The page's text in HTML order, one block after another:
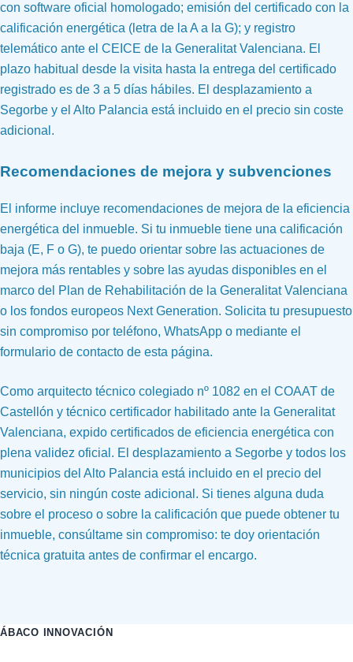
con software oficial homologado; emisión del certificado con la
calificación energética (letra de la A a la G); y registro
telemático ante el CEICE de la Generalitat Valenciana. El
plazo habitual desde la visita hasta la entrega del certificado
registrado es de 3 a 5 días hábiles. El desplazamiento a
Segorbe y el Alto Palancia está incluido en el precio sin coste
adicional.
Recomendaciones de mejora y subvenciones
El informe incluye recomendaciones de mejora de la eficiencia
energética del inmueble. Si tu inmueble tiene una calificación
baja (E, F o G), te puedo orientar sobre las actuaciones de
mejora más rentables y sobre las ayudas disponibles en el
marco del Plan de Rehabilitación de la Generalitat Valenciana
o los fondos europeos Next Generation. Solicita tu presupuesto
sin compromiso por teléfono, WhatsApp o mediante el
formulario de contacto de esta página.
Como arquitecto técnico colegiado nº 1082 en el COAAT de
Castellón y técnico certificador habilitado ante la Generalitat
Valenciana, expido certificados de eficiencia energética con
plena validez oficial. El desplazamiento a Segorbe y todos los
municipios del Alto Palancia está incluido en el precio del
servicio, sin ningún coste adicional. Si tienes alguna duda
sobre el proceso o sobre la calificación que puede obtener tu
inmueble, consúltame sin compromiso: te doy orientación
técnica gratuita antes de confirmar el encargo.
ÁBACO INNOVACIÓN